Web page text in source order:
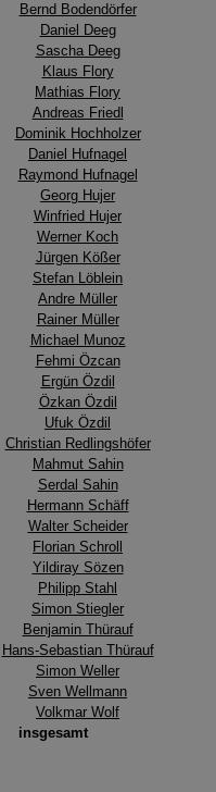
Bernd Bodendörfer
Daniel Deeg
Sascha Deeg
Klaus Flory
Mathias Flory
Andreas Friedl
Dominik Hochholzer
Daniel Hufnagel
Raymond Hufnagel
Georg Hujer
Winfried Hujer
Werner Koch
Jürgen Kößer
Stefan Löblein
Andre Müller
Rainer Müller
Michael Munoz
Fehmi Özcan
Ergün Özdil
Özkan Özdil
Ufuk Özdil
Christian Redlingshöfer
Mahmut Sahin
Serdal Sahin
Hermann Schäff
Walter Scheider
Florian Schroll
Yildiray Sözen
Philipp Stahl
Simon Stiegler
Benjamin Thürauf
Hans-Sebastian Thürauf
Simon Weller
Sven Wellmann
Volkmar Wolf
insgesamt